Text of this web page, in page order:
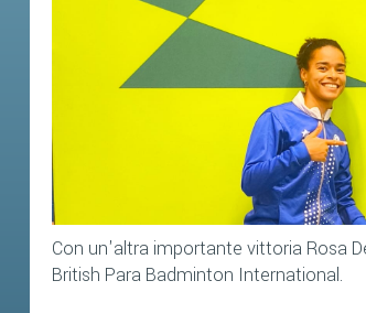
Con un'altra importante vittoria Rosa
British Para Badminton International.